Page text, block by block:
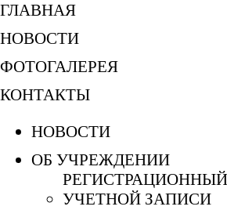
ГЛАВНАЯ
НОВОСТИ
ФОТОГАЛЕРЕЯ
КОНТАКТЫ
НОВОСТИ
ОБ УЧРЕЖДЕНИИ
УЧЕТНОЙ ЗАПИСИ